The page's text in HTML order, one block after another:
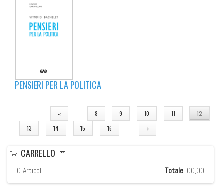
PENSIERI PER LA POLITICA
« … 8 9 10 11
12
13
14 15 16 … »
CARRELLO
0 Articoli Totale: €0,00